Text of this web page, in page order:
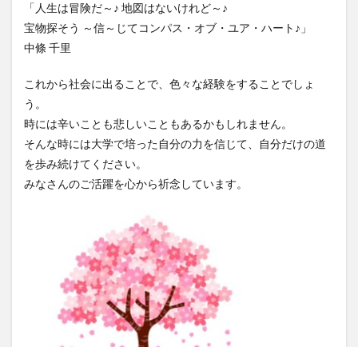
「人生は冒険だ～♪ 地図はないけれど～♪
宝物探そう ～信～じてコンパス・オブ・ユア・ハート♪」
中條 千里
これから社会に出ることで、色々な経験をすることでしょ
う。
時には辛いことも悲しいこともあるかもしれません。
そんな時には大学で培った自分の力を信じて、自分だけの道
を歩み続けてください。
みなさんのご活躍を心から祈念しています。